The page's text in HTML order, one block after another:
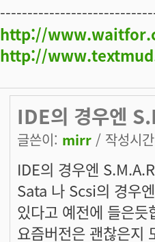
http://
http://
IDE의 경우엔
글쓴이: mirr / 작성시
IDE의 경우엔
Sata 나 Scsi의 경우
있다고 예전에 들은듯
요즘버전은 괜찮은지